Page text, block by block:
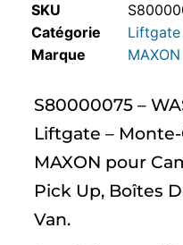
SKU
Catégorie
Liftgate
MAXON
S80000075 –
Liftgate –
MAXON pour
Pick Up, Boîtes
Van.